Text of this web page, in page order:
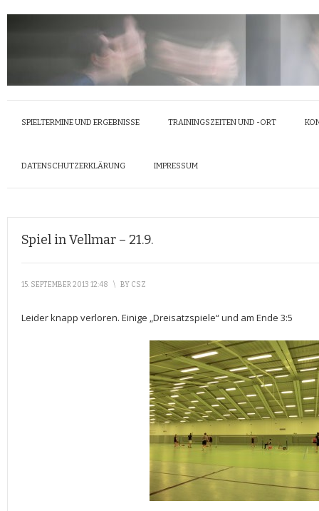
SPIELTERMINE UND ERGEBNISSE TRAININGSZEITEN UND -ORT
DATENSCHUTZERKLÄRUNG IMPRESSUM
Spiel in Vellmar – 21.9.
15. SEPTEMBER 2013 12:48 \ BY CSZ
Leider knapp verloren. Einige „Dreisatzspiele“ und am Ende 3:5